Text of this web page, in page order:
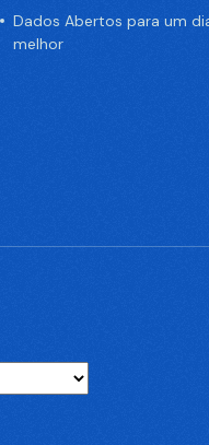
Dados Abertos para um
melhor